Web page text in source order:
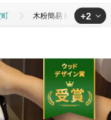
木粉簡易トイレ 50回
用品 木粉簡易トイレ
+2